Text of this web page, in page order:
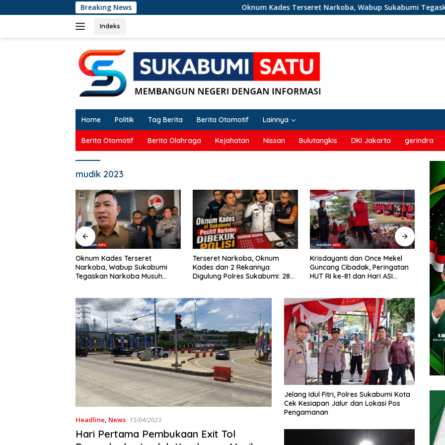
ke
Breaking News Oknum Kades Terseret Narkoba, Wabup Sukabumi Tegaskan
Indeks
Home Politik Tag Berita Berita Otomotif Lainnya
Berita Otomotif Berita Olahraga Kejahatan Nissan Bulutangkis DKI Jakarta gerindra
mudik 2023
Terseret Narkoba, Oknum
Kades dan 2 Rekannya
Digulung Polres Sukabumi: 28
Krisdayanti dan Once Mekel
Guncang Cibadak, Peringatan
HUT RI ke-81 dan Hari ASI
Solusi Sementara Tak Cukup!
Pemprov Jabar Didesak
Segera Akhiri ‘Perang’ Trayek
Di
Headline, News 15/04/2023
Hari Pertama Pembukaan Exit Tol
Jelang Idul Fitri, Polres Sukabumi Kota
Cek Kesiapan Jalur dan Lokasi Pos
Pengamanan